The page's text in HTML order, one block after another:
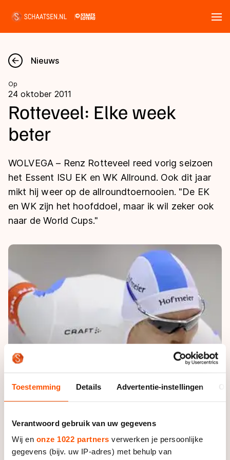
Toestemming Details Advertentie-instellingen
Verantwoord gebruik van uw gegevens
Wij en onze 1022 partners verwerken je persoonlijke
gegevens (bijv. uw IP-adres) met behulp van
Nieuws
Kalender
Disciplines
Langebaan
Shorttrack
Inlineskaten
Schoonrijden
Natuurijs
Uitslagen
Langebaan
Shorttrack
Marathon
Inlineskaten
Tijden & historie
Ranglijsten Langebaan
Algemene Nederlandse Schaatstijd
Deze zomer de weg op
Waar kan ik schaatsen en skaten?
Schaatsfans
Alles voor jou als schaatsfan
Evenementen
Tickets
Livestreams
Word schaatsfan!
Winacties
Olympische Spelen
Olympische Spelen
Medaille overzicht
Medaillespiegel
Nieuws
Op
24 oktober 2011
Rotteveel: Elke week
beter
WOLVEGA – Renz Rotteveel reed vorig seizoen
het Essent ISU EK en WK Allround. Ook dit jaar
mikt hij weer op de allroundtoernooien. "De EK
en WK zijn het hoofddoel, maar ik wil zeker ook
naar de World Cups."